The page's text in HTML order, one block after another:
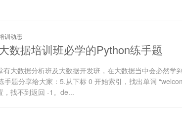
训动态
数据培训班必学的Python练手题
有大数据分析班及大数据开发班，在大数据当中会必然学
手题分享给大家：5.从下标 0 开始索引，找出单词
，找不到返回 -1。de...